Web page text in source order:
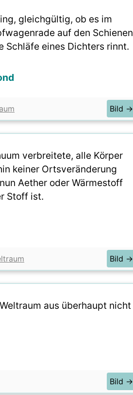
gleichgültig, ob es im
auf den Schienen
Schläfe eines Dichters rinnt.
Bild →
verbreitete, alle Körper
keiner Ortsveränderung
Aether oder Wärmestoff
Stoff ist.
Bild →
aus überhaupt nicht
Bild →